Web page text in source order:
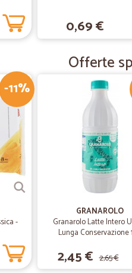
0,69 €
Offerte
-11%
-
GRANAROLO
Granarolo Latte Intero
Lunga Conservazione
2,45 € 2,65 €